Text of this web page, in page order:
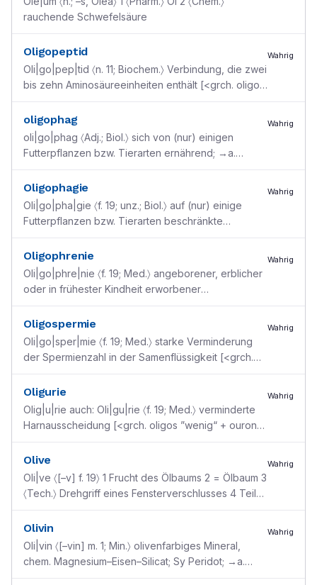
rauchende Schwefelsäure
Oligopeptid
Oli|go|pep|tid 〈n. 11; Biochem.〉 Verbindung, die zwei
bis zehn Aminosäureeinheiten enthält [<grch. oligos
Wahrig
oligophag
oli|go|phag 〈Adj.; Biol.〉 sich von (nur) einigen
Futterpflanzen bzw. Tierarten ernährend; →a.
oligos ”weni...
Wahrig
Oligophagie
Oli|go|pha|gie 〈f. 19; unz.; Biol.〉 auf (nur) einige
Futterpflanzen bzw. Tierarten beschränkte
Pantophagie →a. Pol
Wahrig
Oligophrenie
Oli|go|phre|nie 〈f. 19; Med.〉 angeborener, erblicher
oder in frühester Kindheit erworbener
”Gemüt;...
Wahrig
Oligospermie
Oli|go|sper|mie 〈f. 19; Med.〉 starke Verminderung
der Spermienzahl in der Samenflüssigkeit [<grch.
Wahrig
Oligurie
Olig|u|rie auch: Oli|gu|rie 〈f. 19; Med.〉 verminderte
Harnausscheidung [<grch. oligos ”wenig“ + ouron
Wahrig
Olive
Oli|ve 〈[–v] f. 19〉 1 Frucht des Ölbaums 2 = Ölbaum 3
〈Tech.〉 Drehgriff eines Fensterverschlusses 4 Teil
Wahrig
Olivin
Oli|vin 〈[–vin] m. 1; Min.〉 olivenfarbiges Mineral,
chem. Magnesium–Eisen–Silicat; Sy Peridot; →a.
Wahrig